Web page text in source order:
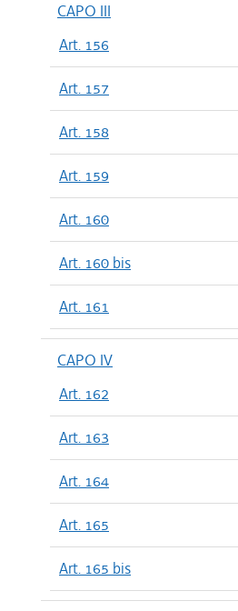
CAPO III
Art. 156
Art. 157
Art. 158
Art. 159
Art. 160
Art. 160 bis
Art. 161
CAPO IV
Art. 162
Art. 163
Art. 164
Art. 165
Art. 165 bis